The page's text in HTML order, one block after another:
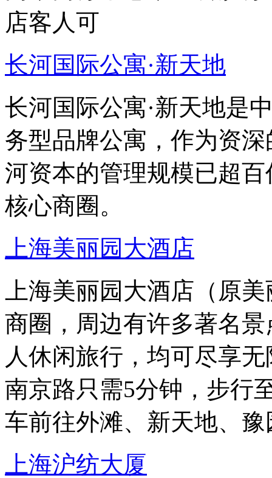
店客人可
长河国际公寓·新天地
长河国际公寓·新天地是
务型品牌公寓，作为资
河资本的管理规模已超
核心商圈。
上海美丽园大酒店
上海美丽园大酒店（原
商圈，周边有许多著名
人休闲旅行，均可尽享
南京路只需5分钟，步行
车前往外滩、新天地、
上海沪纺大厦